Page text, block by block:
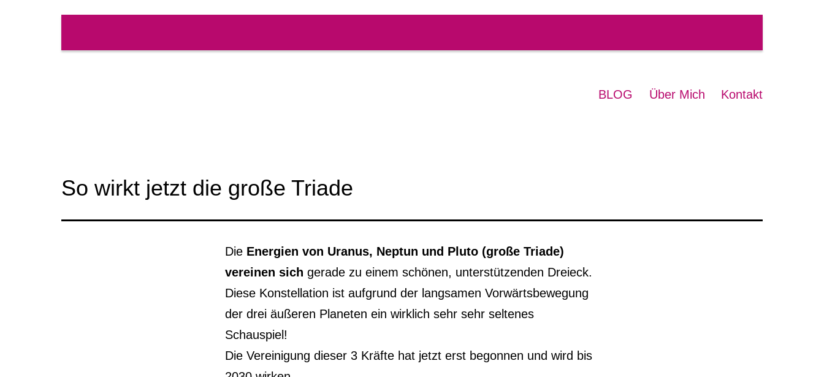
BLOG Über Mich Kontakt
So wirkt jetzt die große Triade
Die Energien von Uranus, Neptun und Pluto (große Triade)
vereinen sich gerade zu einem schönen, unterstützenden Dreieck.
Diese Konstellation ist aufgrund der langsamen Vorwärtsbewegung
der drei äußeren Planeten ein wirklich sehr sehr seltenes
Schauspiel!
Die Vereinigung dieser 3 Kräfte hat jetzt erst begonnen und wird bis